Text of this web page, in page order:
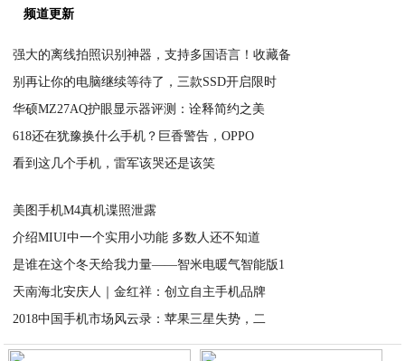
频道更新
强大的离线拍照识别神器，支持多国语言！收藏备
别再让你的电脑继续等待了，三款SSD开启限时
华硕MZ27AQ护眼显示器评测：诠释简约之美
618还在犹豫换什么手机？巨香警告，OPPO
看到这几个手机，雷军该哭还是该笑
美图手机M4真机谍照泄露
介绍MIUI中一个实用小功能 多数人还不知道
是谁在这个冬天给我力量——智米电暖气智能版1
天南海北安庆人｜金红祥：创立自主手机品牌
2018中国手机市场风云录：苹果三星失势，二
2020-07-19